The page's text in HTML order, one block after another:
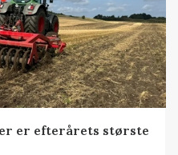
er efterårets største